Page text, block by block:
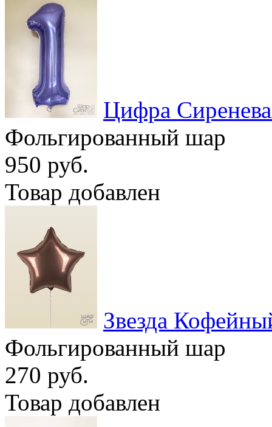
Цифра
Фольгированный шар
950 руб.
Товар добавлен
Звезда
Фольгированный шар
270 руб.
Товар добавлен